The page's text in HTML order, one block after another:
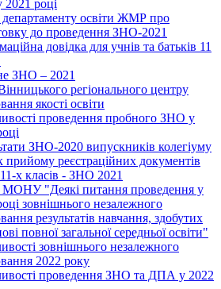
році
департаменту освіти ЖМР про
до проведення ЗНО-2021
довідка для учнів та батьків 11
ЗНО – 2021
регіонального центру
якості освіти
проведення пробного ЗНО у
ЗНО-2020 випускників колегіуму
прийому реєстраційних документів
х класів - ЗНО 2021
МОНУ "Деякі питання проведення у
зовнішнього незалежного
результатів навчання, здобутих
повної загальної середньої освіти"
зовнішнього незалежного
2022 року
проведення ЗНО та ДПА у 2022